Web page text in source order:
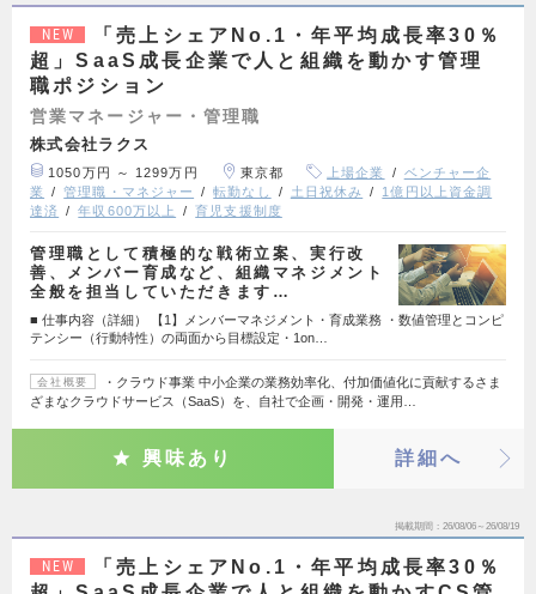
NEW
「売上シェアNo.1・年平均成長率30％
超」SaaS成長企業で人と組織を動かす管理
職ポジション
営業マネージャー・管理職
株式会社ラクス
1050万円 ～ 1299万円 東京都 上場企業
ベンチャー企
業
管理職・マネジャー 転勤なし 土日祝休み
1億円以上資金調
達済
年収600万以上 育児支援制度
管理職として積極的な戦術立案、実行改
善、メンバー育成など、組織マネジメント
全般を担当していただきます…
■ 仕事内容（詳細） 【1】メンバーマネジメント・育成業務 ・数値管理とコンピ
テンシー（行動特性）の両面から目標設定・1on…
会社概要
・クラウド事業 中小企業の業務効率化、付加価値化に貢献するさま
ざまなクラウドサービス（SaaS）を、自社で企画・開発・運用…
興味あり 詳細へ
掲載期間 26/08/06～26/08/19
NEW
「売上シェアNo.1・年平均成長率30％